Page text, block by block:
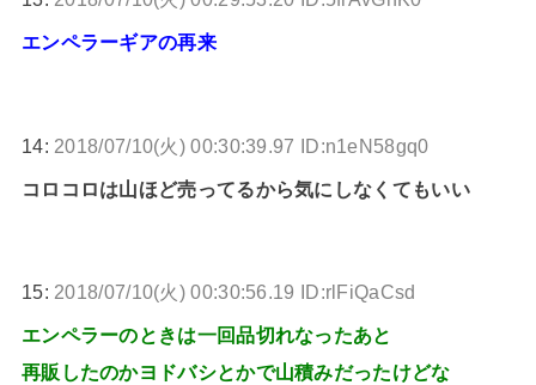
エンペラーギアの再来
14: 2018/07/10(火) 00:30:39.97 ID:n1eN58gq0
コロコロは山ほど売ってるから気にしなくてもいい
15: 2018/07/10(火) 00:30:56.19 ID:rlFiQaCsd
エンペラーのときは一回品切れなったあと
再販したのかヨドバシとかで山積みだったけどな